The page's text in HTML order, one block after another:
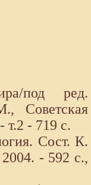
под ред.
Советская
т.2 - 719 с.
Сост. К.
- 592 с.,